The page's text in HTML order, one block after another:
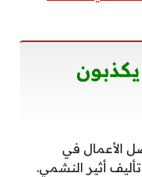
الأعمال في
أثير النشمي.